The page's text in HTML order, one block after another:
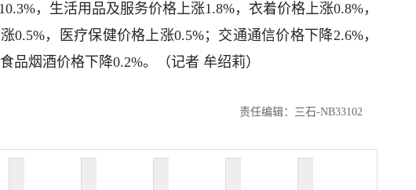
，生活用品及服务价格上涨1.8%，衣着价格上涨0.8%，
0.5%，医疗保健价格上涨0.5%；交通通信价格下降2.6%，
品烟酒价格下降0.2%。（记者 牟绍莉）
责任编辑：三石-NB33102